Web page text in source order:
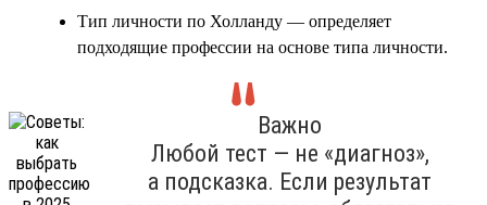
Тип личности по Холланду — определяет
подходящие профессии на основе типа личности.
Важно
Любой тест — не «диагноз»,
а подсказка. Если результат